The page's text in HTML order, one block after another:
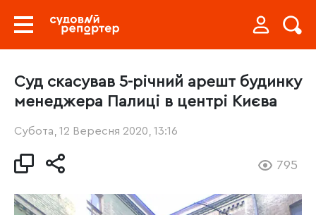
Суд скасував 5-річний арешт будинку
менеджера Палиці в центрі Києва
Субота, 12 Вересня 2020, 13:16
795